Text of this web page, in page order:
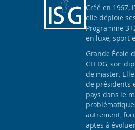
Créé en 1967,
elle déploie
Programme
en luxe, sport
Grande École
CEFDG, son
de master.
de présidents
pays dans le
autrement,
aptes à